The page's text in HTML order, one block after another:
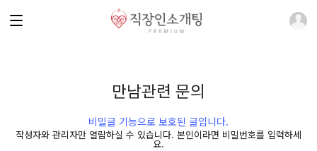
만남관련 문의
비밀글 기능으로 보호된 글입니다.
작성자와 관리자만 열람하실 수 있습니다. 본인이라면 비밀번호를 입력하세
요.